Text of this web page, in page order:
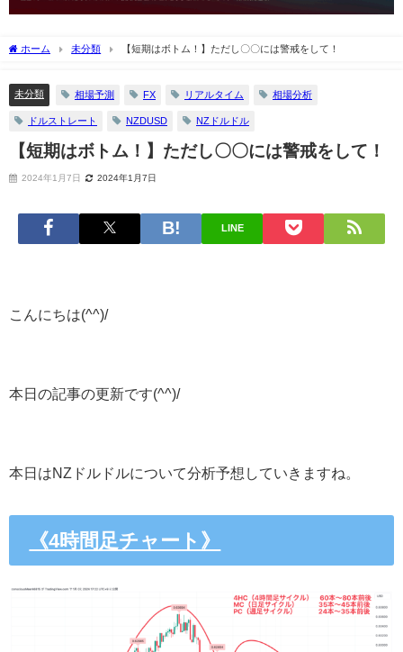
ホーム 未分類 【短期はボトム！】ただし〇〇には警戒をして！
未分類 相場予測 FX リアルタイム 相場分析
ドルストレート NZDUSD NZドルドル
【短期はボトム！】ただし〇〇には警戒をして！
2024年1月7日 2024年1月7日
LINE
こんにちは(^^)/
本日の記事の更新です(^^)/
本日はNZドルドルについて分析予想していきますね。
《4時間足チャート》